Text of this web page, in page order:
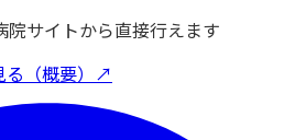
サイトから直接行えます
る（概要）↗